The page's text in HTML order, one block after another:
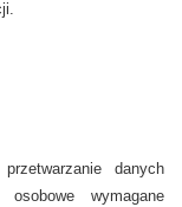
danych
wymagane